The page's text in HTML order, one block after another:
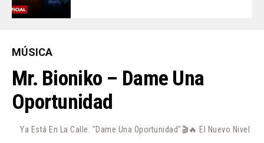
MÚSICA
Mr. Bioniko – Dame Una
Oportunidad
Ya Está En La Calle. "Dame Una Oportunidad"🎬🔥 El Nuevo Nivel